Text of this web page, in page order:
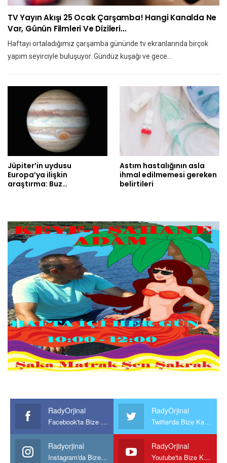
TV Yayın Akışı 25 Ocak Çarşamba! Hangi Kanalda Ne
Var, Günün Filmleri Ve Dizileri…
Haftayı ortaladığımız çarşamba gününde tv ekranlarında birçok
yapım seyirciyle buluşuyor. Gündüz kuşağı ve gece…
Jüpiter’in uydusu
Europa’ya ilişkin
araştırma: Buz…
Astım hastalığının asla
ihmal edilmemesi gereken
belirtileri
RadyOrjinal
Facebook'ta Bize Katılın
RadyOrjinal
Twitter'da Bize Katılın
Radyorjinal
Instagram'da Bize katılın
RadyOrjinal
Youtube'ta Bize Katılın